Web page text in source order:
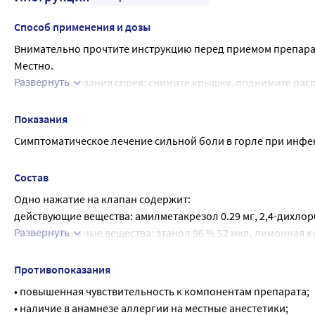
Способ применения и дозы
Внимательно прочтите инструкцию перед приемом
Местно.
Для использования спрея: снимите крышку, поднимите
Взрослые и дети старше 12 лет: оросить воспаленный
При необходимости повторять процедуру каждые 2 часа, не
Развернуть
Показания
Симптоматическое лечение сильной боли в горле при
Состав
Одно нажатие на клапан содержит:
действующие вещества: амилметакрезол 0.29 мг, 2,4-
вспомогательные вещества: этанол 96 % 52 мкл, лимонная
мкл, азорубин (кармозин эдикол) 0,008 мг, вода очищенная
Развернуть
Противопоказания
• повышенная чувствительность к компонентам препарата;
• наличие в анамнезе аллергии на местные анестетики;